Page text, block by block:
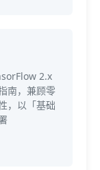
2.x
南，兼顾零
，以「基础